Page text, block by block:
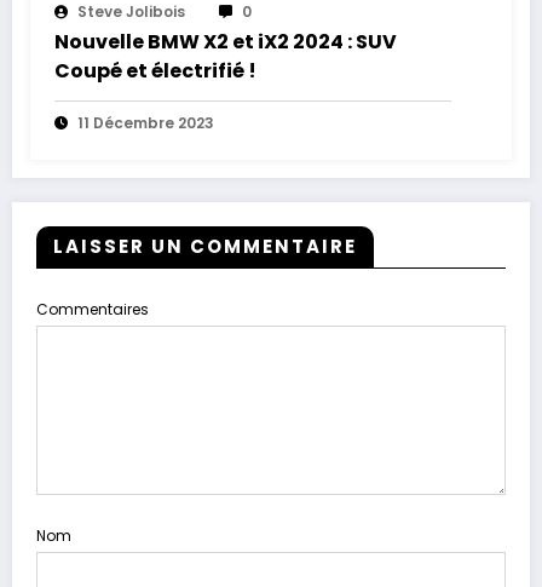
Steve Jolibois 0
Nouvelle BMW X2 et iX2 2024 : SUV
Coupé et électrifié !
11 Décembre 2023
LAISSER UN COMMENTAIRE
Commentaires
Nom